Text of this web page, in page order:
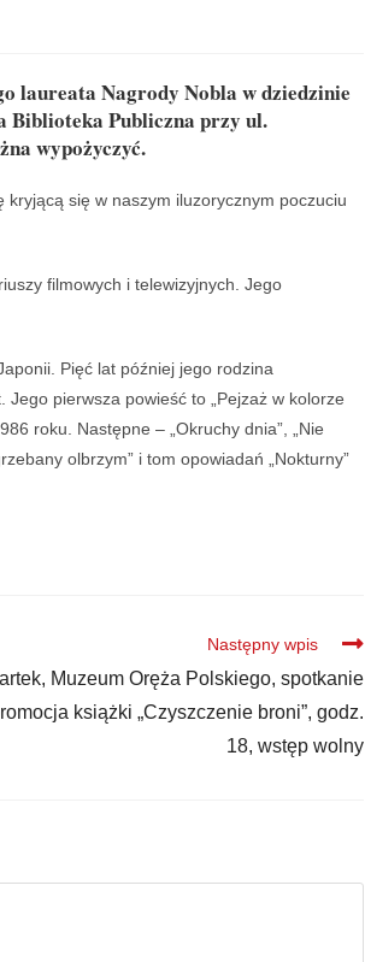
laureata Nagrody Nobla w dziedzinie
Publiczna przy ul.
wypożyczyć.
kryjącą się w naszym iluzorycznym poczuciu
filmowych i telewizyjnych. Jego
Pięć lat później jego rodzina
Jego pierwsza powieść to „Pejzaż w kolorze
roku. Następne – „Okruchy dnia”, „Nie
olbrzym” i tom opowiadań „Nokturny”
Następny wpis
Muzeum Oręża Polskiego, spotkanie
książki „Czyszczenie broni”, godz.
18, wstęp wolny